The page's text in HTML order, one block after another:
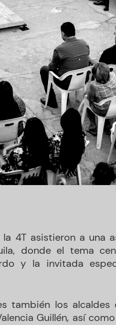
4T asistieron a una
donde el tema
y la invitada
también los alcaldes
Guillén, así